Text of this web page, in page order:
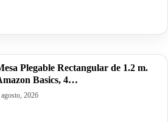
Plegable Rectangular de 1.2 m.
Basics, 4…
2026